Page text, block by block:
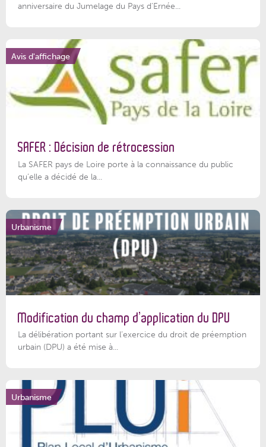
anniversaire du Jumelage du Pays d'Ernée...
Avis d'affichage
SAFER : Décision de rétrocession
La SAFER pays de Loire porte à la connaissance du public
qu’elle a décidé de la...
Urbanisme
Modification du champ d’application du DPU
La délibération portant sur l’exercice du droit de préemption
urbain (DPU) a été mise à...
Urbanisme